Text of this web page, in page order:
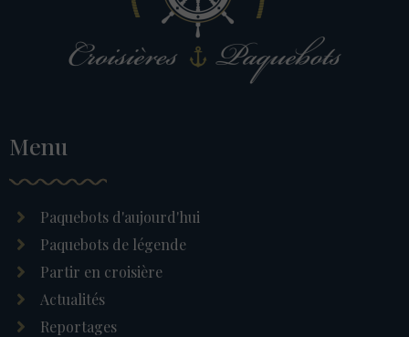
Menu
Paquebots d'aujourd'hui
Paquebots de légende
Partir en croisière
Actualités
Reportages